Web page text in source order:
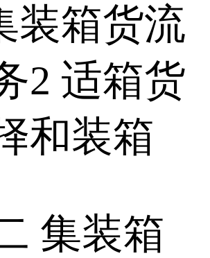
装箱货流
2 适箱货
和装箱
集装箱